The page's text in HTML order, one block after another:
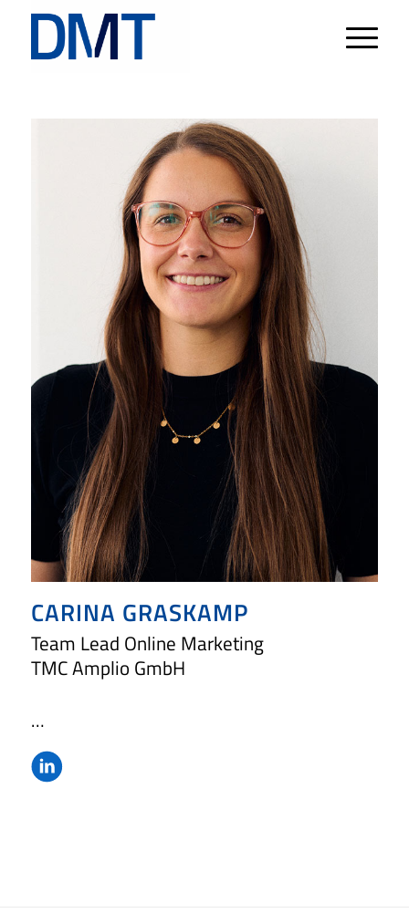
CARINA GRASKAMP
Team Lead Online Marketing
TMC Amplio GmbH
…